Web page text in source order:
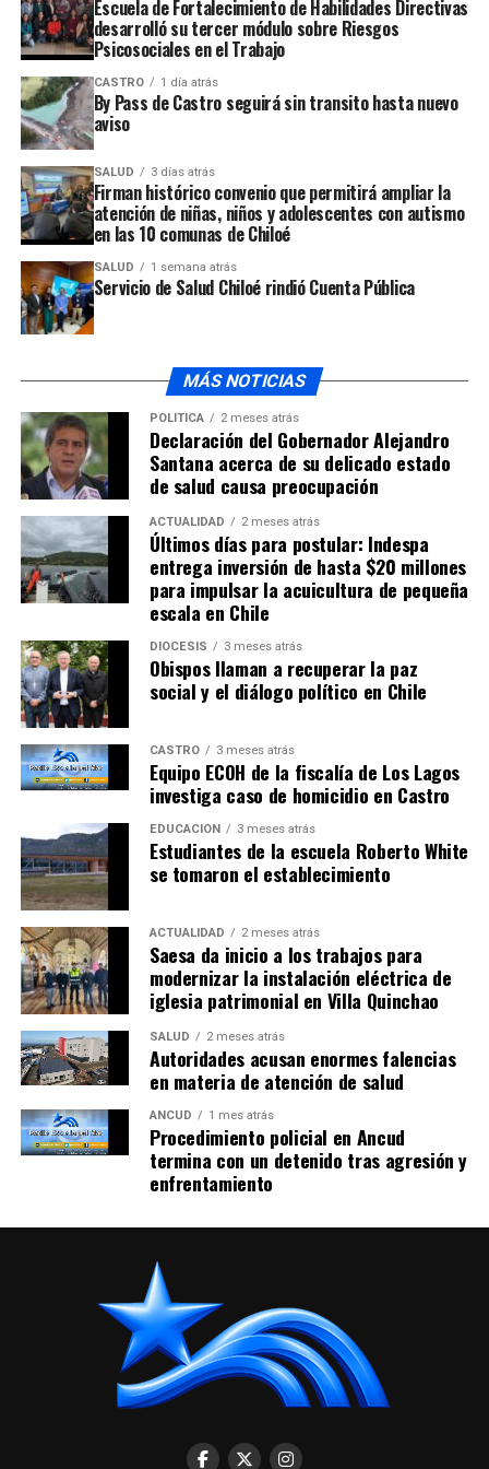
ejemplares detectados, adoptando todas las medidas de
protección para quienes desarrollen estas acciones.
Paralelamente, el Servicio de Salud Chiloé, activó el
protocolo de atención clínica en todos los
establecimientos públicos y privados de la provincia,
para atender los posibles casos de exposición con la
fragata portuguesa.
ARTÍCULOS RELACIONADOS:
UP NEXT
Un motociclista murió la tarde del domingo en un
accidente de tránsito ocurrido en Chonchi
Luego de tres días de búsqueda se dio con el cuerpo del
infortunado patrón de la barcaza «El Chucao»
Escuela de Fortalecimiento de Habilidades Directivas
desarrolló su tercer módulo sobre Riesgos
Psicosociales en el Trabajo
CASTRO 1 día atrás
By Pass de Castro seguirá sin transito hasta nuevo
aviso
SALUD 3 días atrás
Firman histórico convenio que permitirá ampliar la
atención de niñas, niños y adolescentes con autismo
en las 10 comunas de Chiloé
SALUD 1 semana atrás
Servicio de Salud Chiloé rindió Cuenta Pública
MÁS NOTICIAS
POLÍTICA 2 meses atrás
Declaración del Gobernador Alejandro
Santana acerca de su delicado estado
de salud causa preocupación
ACTUALIDAD 2 meses atrás
Últimos días para postular: Indespa
entrega inversión de hasta $20 millones
para impulsar la acuicultura de pequeña
escala en Chile
DIÓCESIS 3 meses atrás
Obispos llaman a recuperar la paz
social y el diálogo político en Chile
CASTRO 3 meses atrás
Equipo ECOH de la fiscalía de Los Lagos
investiga caso de homicidio en Castro
EDUCACIÓN 3 meses atrás
Estudiantes de la escuela Roberto White
se tomaron el establecimiento
ACTUALIDAD 2 meses atrás
Saesa da inicio a los trabajos para
modernizar la instalación eléctrica de
iglesia patrimonial en Villa Quinchao
SALUD 2 meses atrás
Autoridades acusan enormes falencias
en materia de atención de salud
ANCUD 1 mes atrás
Procedimiento policial en Ancud
termina con un detenido tras agresión y
enfrentamiento